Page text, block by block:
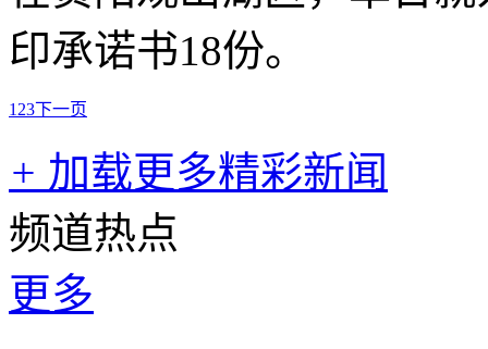
印承诺书18份。
1 23下一页
+ 加载更多精彩新闻
频道热点
更多